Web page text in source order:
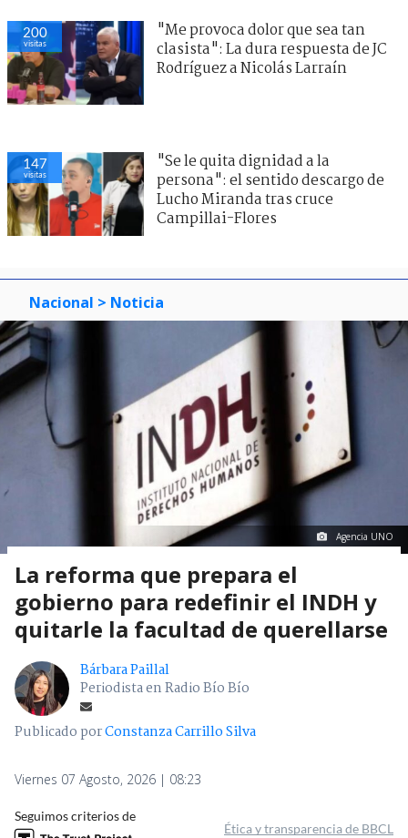
200
visitas
"Me provoca dolor que sea tan
clasista": La dura respuesta de JC
Rodríguez a Nicolás Larraín
147
visitas
"Se le quita dignidad a la
persona": el sentido descargo de
Lucho Miranda tras cruce
Campillai-Flores
Nacional > Noticia
Agencia UNO
La reforma que prepara el
gobierno para redefinir el INDH y
quitarle la facultad de querellarse
Bárbara Paillal
Periodista en Radio Bío Bío
Publicado porConstanza Carrillo Silva
Viernes 07 Agosto, 2026 | 08:23
Seguimos criterios de
Ética y transparencia de BBCL